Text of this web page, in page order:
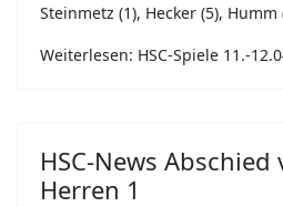
Steinmetz (1), Hecker (5), Humm
Weiterlesen: HSC-Spiele 11.-
HSC-News
Herren 1